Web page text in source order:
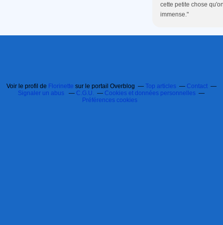
cette petite chose
immense."
Voir le profil de Florinette sur le portail Overblog Top articles
Contact
Signaler un abus
C.G.U.
Cookies et données personnelles
Préférences cookies